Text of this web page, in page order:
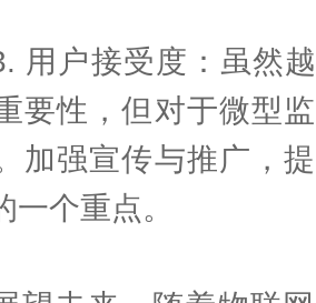
户接受度：虽然越
要性，但对于微型
加强宣传与推广，
一个重点。